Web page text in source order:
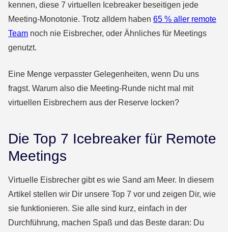
kennen, diese 7 virtuellen Icebreaker beseitigen jede
Meeting-Monotonie. Trotz alldem haben 65 % aller remote
Team noch nie Eisbrecher, oder Ähnliches für Meetings
genutzt.
Eine Menge verpasster Gelegenheiten, wenn Du uns
fragst. Warum also die Meeting-Runde nicht mal mit
virtuellen Eisbrechern aus der Reserve locken?
Die Top 7 Icebreaker für Remote
Meetings
Virtuelle Eisbrecher gibt es wie Sand am Meer. In diesem
Artikel stellen wir Dir unsere Top 7 vor und zeigen Dir, wie
sie funktionieren. Sie alle sind kurz, einfach in der
Durchführung, machen Spaß und das Beste daran: Du